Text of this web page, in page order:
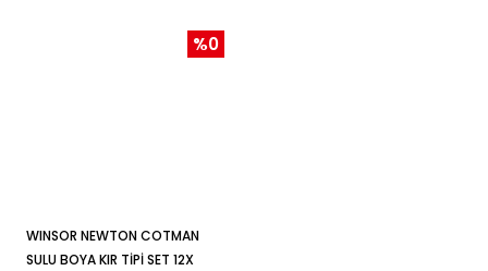
WINSOR NEWTON COTMAN
SULU BOYA KIR TİPİ SET 12X
%0